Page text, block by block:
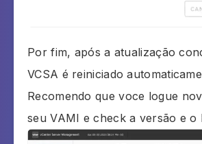
Por fim, após a atualização
VCSA é reiniciado
Recomendo que voce logue
seu VAMI e check a versão e o